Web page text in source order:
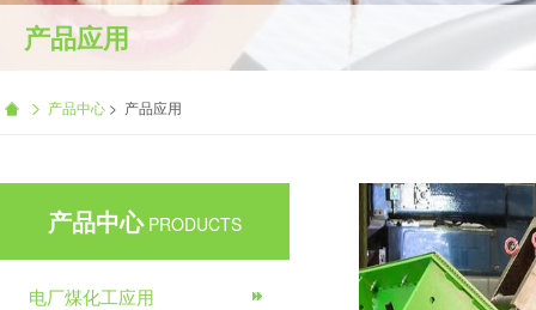
产品应用
产品中心 > 产品应用
产品中心 PRODUCTS
电厂煤化工应用